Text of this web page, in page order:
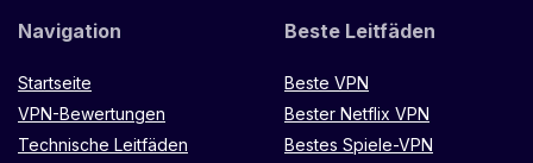
Navigation
Startseite
VPN-Bewertungen
Technische Leitfäden
Beste Leitfäden
Beste VPN
Bester Netflix VPN
Bestes Spiele-VPN